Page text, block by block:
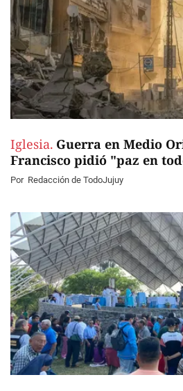
Iglesia. Guerra en Medio
Francisco pidió "paz en
Por Redacción de TodoJujuy